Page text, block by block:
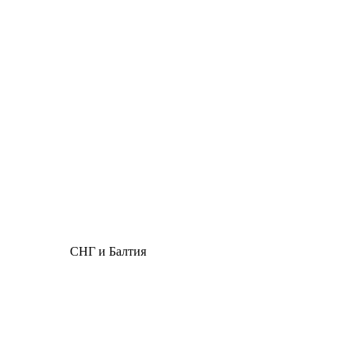
СНГ и Балтия